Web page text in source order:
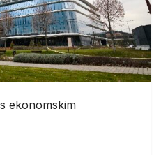
ekonomskim